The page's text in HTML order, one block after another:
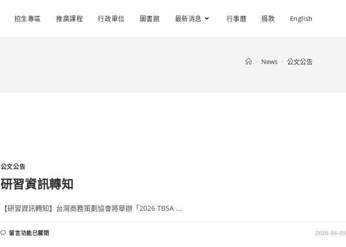
招生專區 推廣課程 行政單位 圖書館 最新消息 行事曆 捐款 English
> News > 公文公告
公文公告
研習資訊轉知
【研習資訊轉知】台灣商務策劃協會將舉辦「2026 TBSA ...
留言功能已關閉 2026-06-03